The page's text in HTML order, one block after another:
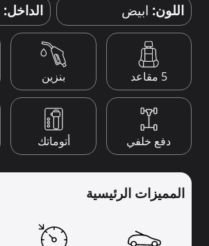
اللون: ابيض الداخل:
5 مقاعد بنزين
دفع خلفي أتوماتك
المميزات الرئيسية